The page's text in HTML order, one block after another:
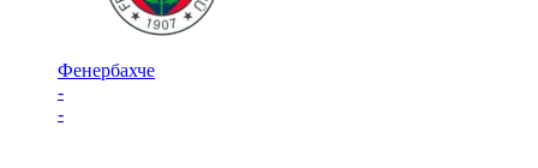
Фенербахче
-
-